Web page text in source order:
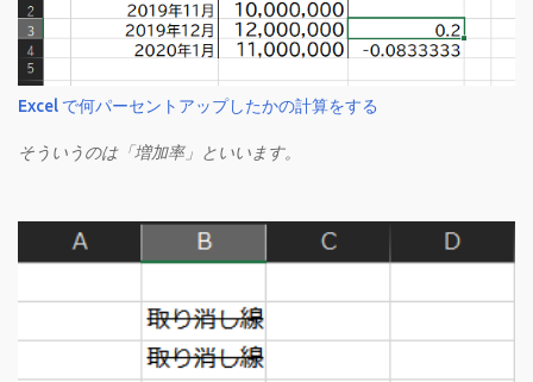
Excel で何パーセントアップしたかの計算をする
そういうのは「増加率」といいます。